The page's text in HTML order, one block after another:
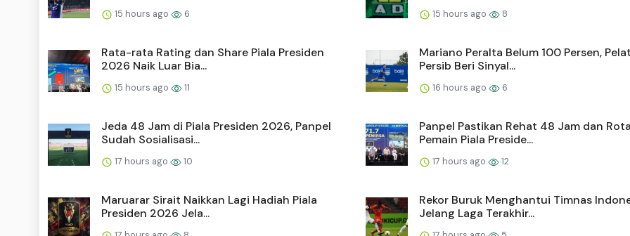
15 hours ago 6 15 hours ago 8
Rata-rata Rating dan Share Piala Presiden
2026 Naik Luar Bia...
15 hours ago 11
Mariano Peralta Belum 100 Persen,
Persib Beri Sinyal...
16 hours ago 6
Jeda 48 Jam di Piala Presiden 2026, Panpel
Sudah Sosialisasi...
17 hours ago 10
Panpel Pastikan Rehat 48 Jam dan
Pemain Piala Preside...
17 hours ago 12
Maruarar Sirait Naikkan Lagi Hadiah Piala
Presiden 2026 Jela...
Rekor Buruk Menghantui Timnas
Jelang Laga Terakhir...